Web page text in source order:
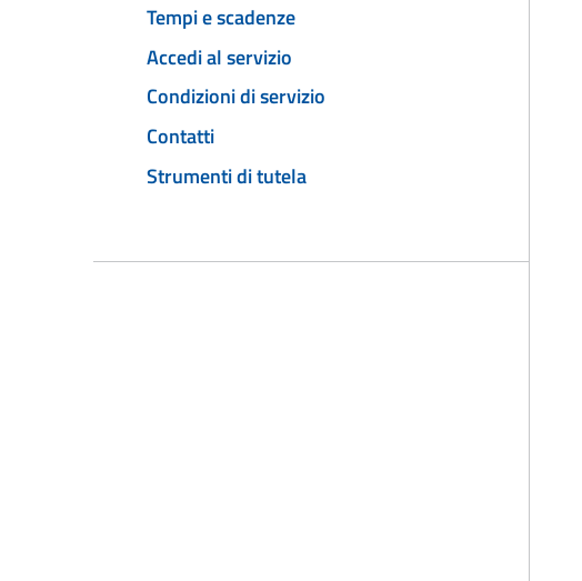
Tempi e scadenze
Accedi al servizio
Condizioni di servizio
Contatti
Strumenti di tutela